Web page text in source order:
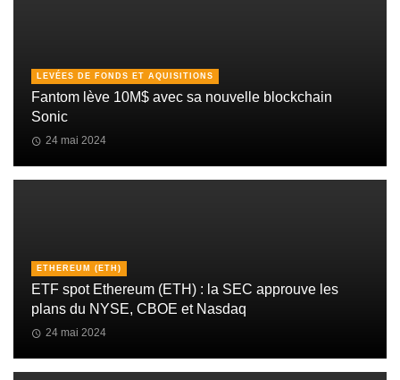
LEVÉES DE FONDS ET AQUISITIONS
Fantom lève 10M$ avec sa nouvelle blockchain
Sonic
24 mai 2024
ETHEREUM (ETH)
ETF spot Ethereum (ETH) : la SEC approuve les
plans du NYSE, CBOE et Nasdaq
24 mai 2024